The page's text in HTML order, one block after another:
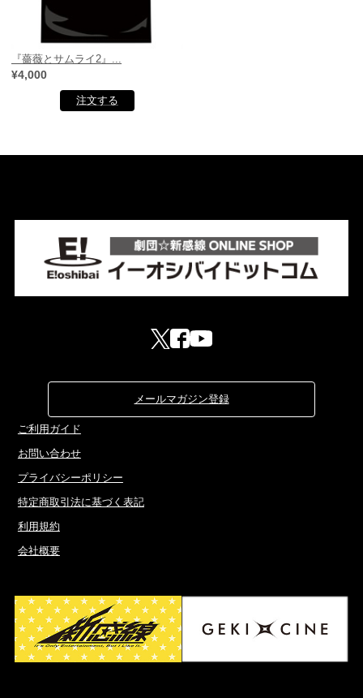
『薔薇とサムライ2』...
¥4,000
メールマガジン登録
ご利用ガイド
お問い合わせ
プライバシーポリシー
特定商取引法に基づく表記
利用規約
会社概要